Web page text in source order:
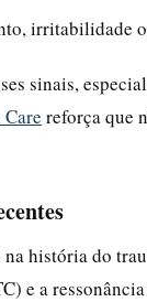
irritabilidade
sinais,
reforça que
história do
e a